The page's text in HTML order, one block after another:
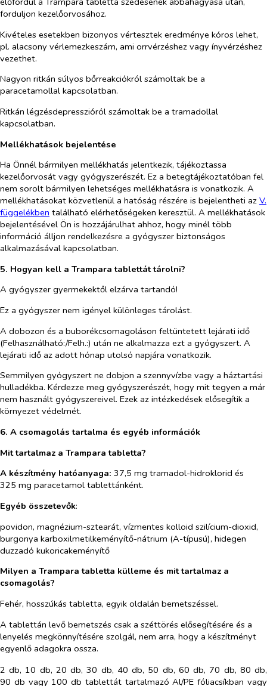
forduljon kezelőorvosához.
Kivételes esetekben bizonyos vértesztek eredménye kóros lehet,
pl. alacsony vérlemezkeszám, ami orrvérzéshez vagy ínyvérzéshez
vezethet.
Nagyon ritkán súlyos bőrreakciókról számoltak be a
paracetamollal kapcsolatban.
Ritkán légzésdepresszióról számoltak be a tramadollal
kapcsolatban.
Mellékhatások bejelentése
Ha Önnél bármilyen mellékhatás jelentkezik, tájékoztassa
kezelőorvosát vagy gyógyszerészét. Ez a betegtájékoztatóban fel
nem sorolt bármilyen lehetséges mellékhatásra is vonatkozik. A
mellékhatásokat közvetlenül a hatóság részére is bejelentheti az V.
függelékben található elérhetőségeken keresztül. A mellékhatások
bejelentésével Ön is hozzájárulhat ahhoz, hogy minél több
információ álljon rendelkezésre a gyógyszer biztonságos
alkalmazásával kapcsolatban.
5. Hogyan kell a Trampara tablettát tárolni?
A gyógyszer gyermekektől elzárva tartandó!
Ez a gyógyszer nem igényel különleges tárolást.
A dobozon és a buborékcsomagoláson feltüntetett lejárati idő
(Felhasználható:/Felh.:) után ne alkalmazza ezt a gyógyszert. A
lejárati idő az adott hónap utolsó napjára vonatkozik.
Semmilyen gyógyszert ne dobjon a szennyvízbe vagy a háztartási
hulladékba. Kérdezze meg gyógyszerészét, hogy mit tegyen a már
nem használt gyógyszereivel. Ezek az intézkedések elősegítik a
környezet védelmét.
6. A csomagolás tartalma és egyéb információk
Mit tartalmaz a Trampara tabletta?
A készítmény hatóanyaga: 37,5 mg tramadol-hidroklorid és
325 mg paracetamol tablettánként.
Egyéb összetevők:
povidon, magnézium-sztearát, vízmentes kolloid szilícium-dioxid,
burgonya karboxilmetilkeményítő-nátrium (A-típusú), hidegen
duzzadó kukoricakeményítő
Milyen a Trampara tabletta külleme és mit tartalmaz a
csomagolás?
Fehér, hosszúkás tabletta, egyik oldalán bemetszéssel.
A tablettán levő bemetszés csak a széttörés elősegítésére és a
lenyelés megkönnyítésére szolgál, nem arra, hogy a készítményt
egyenlő adagokra ossza.
2 db, 10 db, 20 db, 30 db, 40 db, 50 db, 60 db, 70 db, 80 db,
90 db vagy 100 db tablettát tartalmazó Al/PE fóliacsíkban vagy